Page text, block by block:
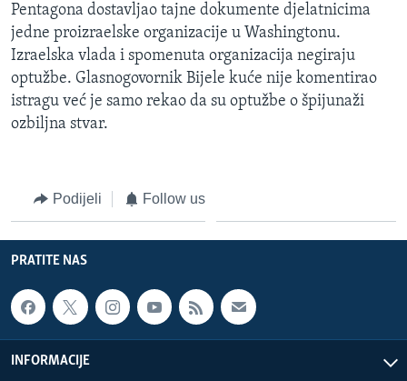
O GLASU AMERIKE
Learning English
PRATITE NAS
Jezici
Pentagona dostavljao tajne dokumente djelatnicima
jedne proizraelske organizacije u Washingtonu.
Izraelska vlada i spomenuta organizacija negiraju
optužbe. Glasnogovornik Bijele kuće nije komentirao
istragu već je samo rekao da su optužbe o špijunaži
ozbiljna stvar.
Podijeli Follow us
PRATITE NAS
INFORMACIJE